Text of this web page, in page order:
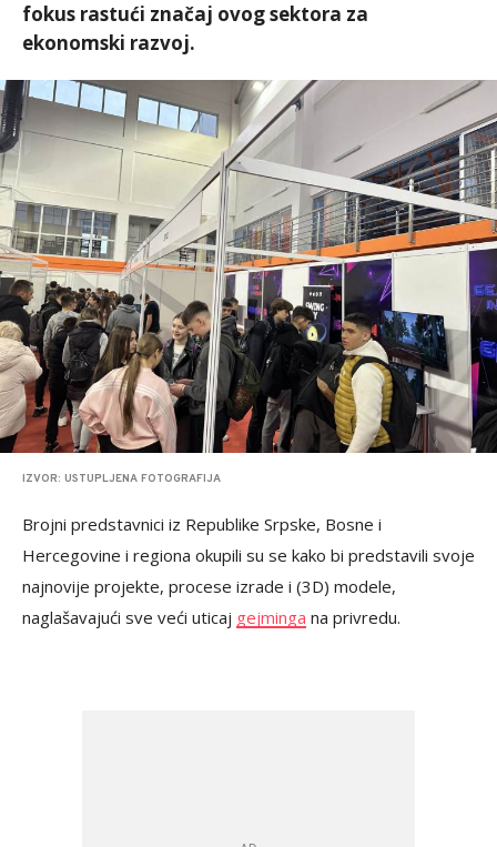
fokus rastući značaj ovog sektora za
ekonomski razvoj.
IZVOR: USTUPLJENA FOTOGRAFIJA
Brojni predstavnici iz Republike Srpske, Bosne i
Hercegovine i regiona okupili su se kako bi predstavili svoje
najnovije projekte, procese izrade i (3D) modele,
naglašavajući sve veći uticaj gejminga na privredu.